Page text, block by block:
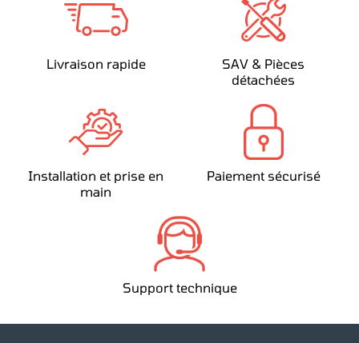
Livraison rapide
SAV & Pièces
détachées
Installation et prise en
main
Paiement sécurisé
Support technique